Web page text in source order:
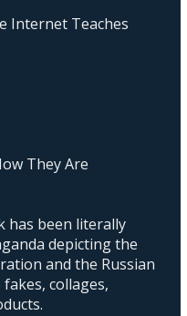
Internet Teaches
They Are
has been literally
depicting the
and the Russian
collages,